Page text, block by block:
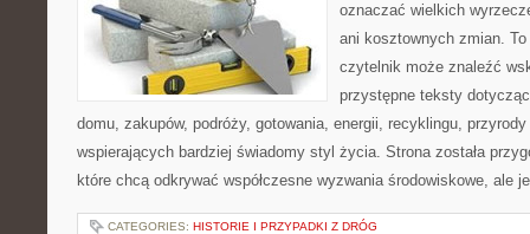
oznaczać wielkich
ani kosztownych zmian.
czytelnik może znaleźć
przystępne teksty
domu, zakupów, podróży, gotowania, energii, recyklingu,
wspierających bardziej świadomy styl życia. Strona została
które chcą odkrywać współczesne wyzwania środowiskowe, ale
CATEGORIES: HISTORIE I PRZYPADKI Z DRÓG